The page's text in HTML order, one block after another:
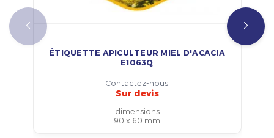
ÉTIQUETTE APICULTEUR MIEL D'ACACIA
E1063Q
Contactez-nous
Sur devis
dimensions
90 x 60 mm